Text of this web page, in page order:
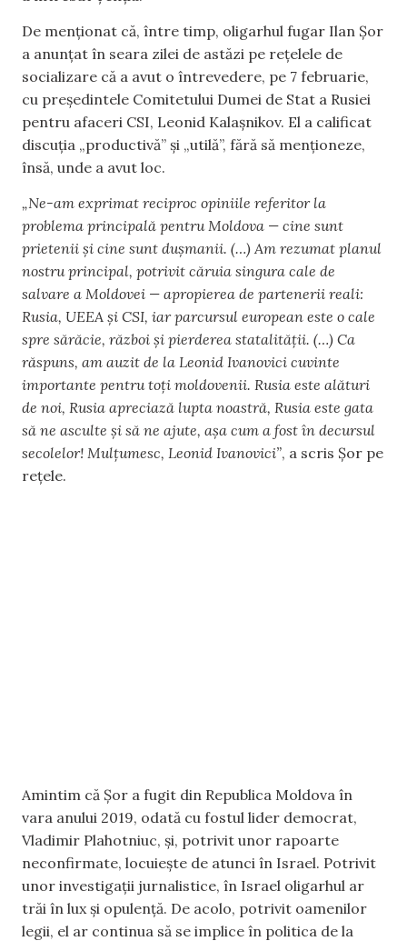
De menționat că, între timp, oligarhul fugar Ilan Șor
a anunțat în seara zilei de astăzi pe rețelele de
socializare că a avut o întrevedere, pe 7 februarie,
cu președintele Comitetului Dumei de Stat a Rusiei
pentru afaceri CSI, Leonid Kalașnikov. El a calificat
discuția „productivă” și „utilă”, fără să menționeze,
însă, unde a avut loc.
„Ne-am exprimat reciproc opiniile referitor la
problema principală pentru Moldova — cine sunt
prietenii și cine sunt dușmanii. (…) Am rezumat planul
nostru principal, potrivit căruia singura cale de
salvare a Moldovei — apropierea de partenerii reali:
Rusia, UEEA și CSI, iar parcursul european este o cale
spre sărăcie, război și pierderea statalității. (…) Ca
răspuns, am auzit de la Leonid Ivanovici cuvinte
importante pentru toți moldovenii. Rusia este alături
de noi, Rusia apreciază lupta noastră, Rusia este gata
să ne asculte și să ne ajute, așa cum a fost în decursul
secolelor! Mulțumesc, Leonid Ivanovici”, a scris Șor pe
rețele.
Amintim că Șor a fugit din Republica Moldova în
vara anului 2019, odată cu fostul lider democrat,
Vladimir Plahotniuc, și, potrivit unor rapoarte
neconfirmate, locuiește de atunci în Israel. Potrivit
unor investigații jurnalistice, în Israel oligarhul ar
trăi în lux și opulență. De acolo, potrivit oamenilor
legii, el ar continua să se implice în politica de la